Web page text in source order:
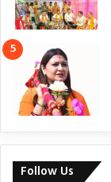
Follow Us